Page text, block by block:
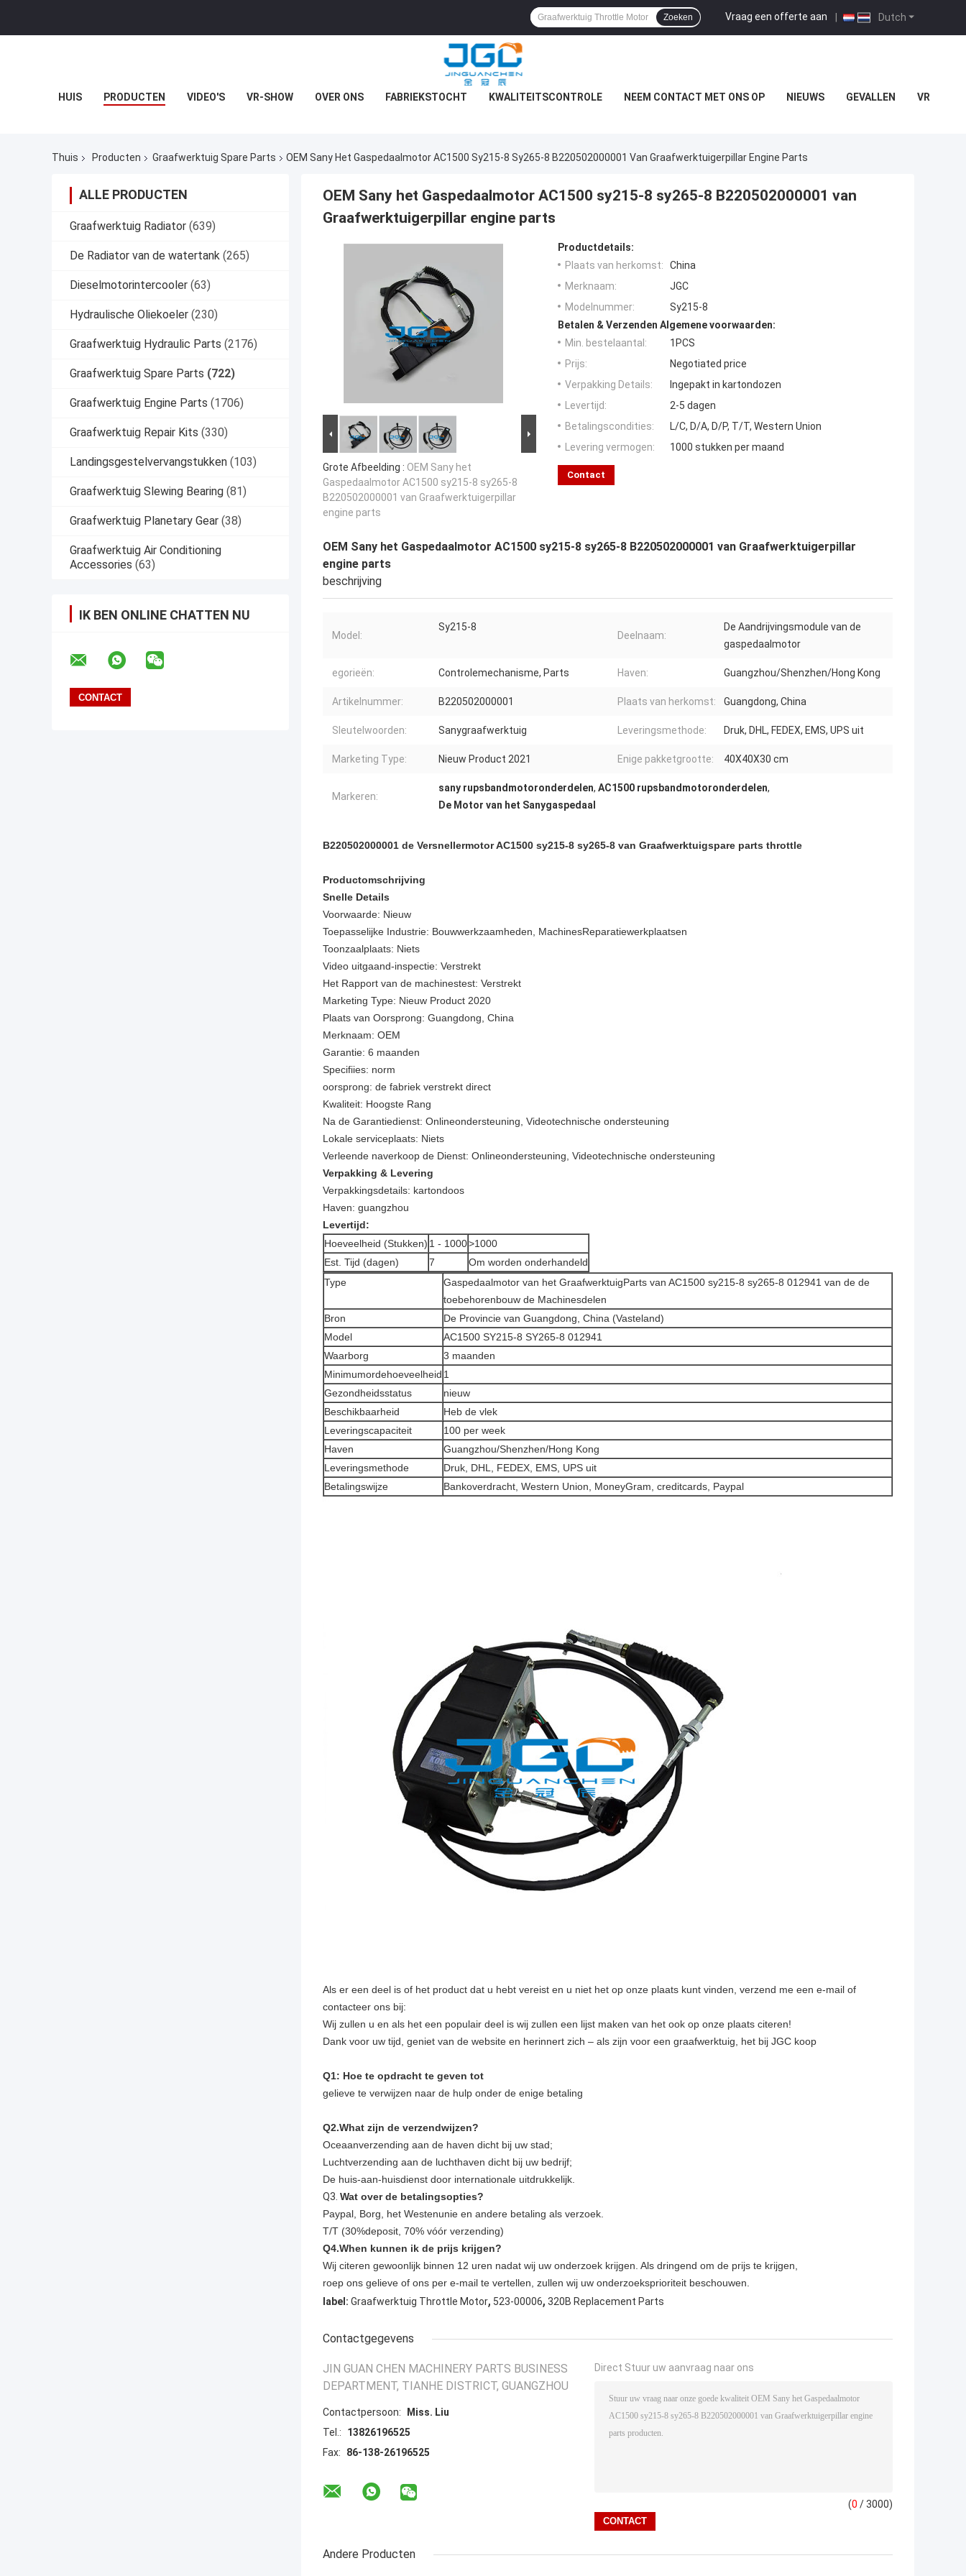
Dutch
Vraag een offerte aan |
Zoeken
HUIS PRODUCTEN VIDEO'S VR-SHOW OVER ONS FABRIEKSTOCHT KWALITEITSCONTROLE NEEM CONTACT MET ONS OP NIEUWS GEVALLEN VR
Thuis Producten Graafwerktuig Spare Parts OEM Sany Het Gaspedaalmotor AC1500 Sy215-8 Sy265-8 B220502000001 Van Graafwerktuigerpillar Engine Parts
ALLE PRODUCTEN
Graafwerktuig Radiator (639)
De Radiator van de watertank (265)
Dieselmotorintercooler (63)
Hydraulische Oliekoeler (230)
Graafwerktuig Hydraulic Parts (2176)
Graafwerktuig Spare Parts (722)
Graafwerktuig Engine Parts (1706)
Graafwerktuig Repair Kits (330)
Landingsgestelvervangstukken (103)
Graafwerktuig Slewing Bearing (81)
Graafwerktuig Planetary Gear (38)
Graafwerktuig Air Conditioning
Accessories (63)
IK BEN ONLINE CHATTEN NU
OEM Sany het Gaspedaalmotor AC1500 sy215-8 sy265-8 B220502000001 van
Graafwerktuigerpillar engine parts
Grote Afbeelding : OEM Sany het
Gaspedaalmotor AC1500 sy215-8 sy265-8
B220502000001 van Graafwerktuigerpillar
engine parts
Productdetails:
Plaats van herkomst:
China
Merknaam:
JGC
Modelnummer:
Sy215-8
Betalen & Verzenden Algemene voorwaarden:
Min. bestelaantal:
1PCS
Prijs:
Negotiated price
Verpakking Details:
Ingepakt in kartondozen
Levertijd:
2-5 dagen
Betalingscondities:
L/C, D/A, D/P, T/T, Western Union
Levering vermogen:
1000 stukken per maand
Contact
OEM Sany het Gaspedaalmotor AC1500 sy215-8 sy265-8 B220502000001 van Graafwerktuigerpillar
engine parts
beschrijving
Model:
Sy215-8
Deelnaam:
De Aandrijvingsmodule van de
gaspedaalmotor
egorieën: Controlemechanisme, Parts Haven: Guangzhou/Shenzhen/Hong Kong
Artikelnummer: B220502000001 Plaats van herkomst: Guangdong, China
Sleutelwoorden: Sanygraafwerktuig Leveringsmethode: Druk, DHL, FEDEX, EMS, UPS uit
Marketing Type: Nieuw Product 2021 Enige pakketgrootte: 40X40X30 cm
Markeren:
sany rupsbandmotoronderdelen, AC1500 rupsbandmotoronderdelen,
De Motor van het Sanygaspedaal
B220502000001 de Versnellermotor AC1500 sy215-8 sy265-8 van Graafwerktuigspare parts throttle
Productomschrijving
Snelle Details
Voorwaarde: Nieuw
Toepasselijke Industrie: Bouwwerkzaamheden, MachinesReparatiewerkplaatsen
Toonzaalplaats: Niets
Video uitgaand-inspectie: Verstrekt
Het Rapport van de machinestest: Verstrekt
Marketing Type: Nieuw Product 2020
Plaats van Oorsprong: Guangdong, China
Merknaam: OEM
Garantie: 6 maanden
Specifiies: norm
oorsprong: de fabriek verstrekt direct
Kwaliteit: Hoogste Rang
Na de Garantiedienst: Onlineondersteuning, Videotechnische ondersteuning
Lokale serviceplaats: Niets
Verleende naverkoop de Dienst: Onlineondersteuning, Videotechnische ondersteuning
Verpakking & Levering
Verpakkingsdetails: kartondoos
Haven: guangzhou
Levertijd:
Hoeveelheid (Stukken) 1 - 1000>1000
Est. Tijd (dagen)
7
Om worden onderhandeld
Type
Gaspedaalmotor van het GraafwerktuigParts van AC1500 sy215-8 sy265-8 012941 van de de
toebehorenbouw de Machinesdelen
Bron
De Provincie van Guangdong, China (Vasteland)
Model
AC1500 SY215-8 SY265-8 012941
Waarborg
3 maanden
Minimumordehoeveelheid 1
Gezondheidsstatus
nieuw
Beschikbaarheid
Heb de vlek
Leveringscapaciteit
100 per week
Haven
Guangzhou/Shenzhen/Hong Kong
Leveringsmethode
Druk, DHL, FEDEX, EMS, UPS uit
Betalingswijze
Bankoverdracht, Western Union, MoneyGram, creditcards, Paypal
Als er een deel is of het product dat u hebt vereist en u niet het op onze plaats kunt vinden, verzend me een e-mail of
contacteer ons bij:
Wij zullen u en als het een populair deel is wij zullen een lijst maken van het ook op onze plaats citeren!
Dank voor uw tijd, geniet van de website en herinnert zich – als zijn voor een graafwerktuig, het bij JGC koop
Q1: Hoe te opdracht te geven tot
gelieve te verwijzen naar de hulp onder de enige betaling
Q2.What zijn de verzendwijzen?
Oceaanverzending aan de haven dicht bij uw stad;
Luchtverzending aan de luchthaven dicht bij uw bedrijf;
De huis-aan-huisdienst door internationale uitdrukkelijk.
Q3. Wat over de betalingsopties?
Paypal, Borg, het Westenunie en andere betaling als verzoek.
T/T (30%deposit, 70% vóór verzending)
Q4.When kunnen ik de prijs krijgen?
Wij citeren gewoonlijk binnen 12 uren nadat wij uw onderzoek krijgen. Als dringend om de prijs te krijgen,
roep ons gelieve of ons per e-mail te vertellen, zullen wij uw onderzoeksprioriteit beschouwen.
label: Graafwerktuig Throttle Motor, 523-00006, 320B Replacement Parts
Contactgegevens
JIN GUAN CHEN MACHINERY PARTS BUSINESS
DEPARTMENT, TIANHE DISTRICT, GUANGZHOU
Contactpersoon:
Miss. Liu
Tel.:
13826196525
Fax:
86-138-26196525
Direct Stuur uw aanvraag naar ons
(0 / 3000)
Andere Producten